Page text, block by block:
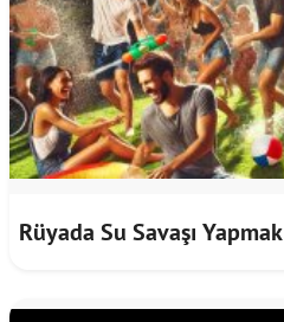
Rüyada Su Savaşı Yapmak